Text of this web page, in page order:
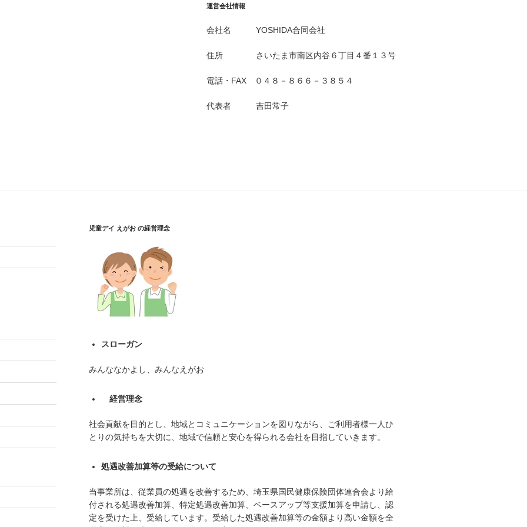
運営会社情報
会社名 YOSHIDA合同会社
住所 さいたま市南区内谷６丁目４番１３号
電話・FAX ０４８－８６６－３８５４
代表者 吉田常子
児童デイ えがお の経営理念
スローガン
みんななかよし、みんなえがお
経営理念
社会貢献を目的とし、地域とコミュニケーションを図りながら、ご利用者様一人ひ
とりの気持ちを大切に、地域で信頼と安心を得られる会社を目指していきます。
処遇改善加算等の受給について
当事業所は、従業員の処遇を改善するため、埼玉県国民健康保険団体連合会より給
付される処遇改善加算、特定処遇改善加算、ベースアップ等支援加算を申請し、認
定を受けた上、受給しています。受給した処遇改善加算等の金額より高い金額を全